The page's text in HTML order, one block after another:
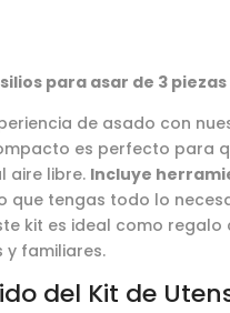
para asar de 3 piezas
de asado con
es perfecto para
aire libre. Incluye
que tengas todo lo
kit es ideal como
y familiares.
del Kit de